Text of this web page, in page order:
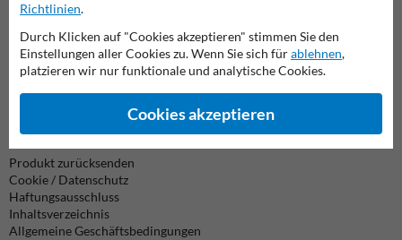
alle Kontaktdaten
Produkt zurücksenden
Cookie / Datenschutz
Haftungsausschluss
Inhaltsverzeichnis
Allgemeine Geschäftsbedingungen
Richtlinien.
Durch Klicken auf "Cookies akzeptieren" stimmen Sie den
Einstellungen aller Cookies zu. Wenn Sie sich fürablehnen,
platzieren wir nur funktionale und analytische Cookies.
Cookies akzeptieren